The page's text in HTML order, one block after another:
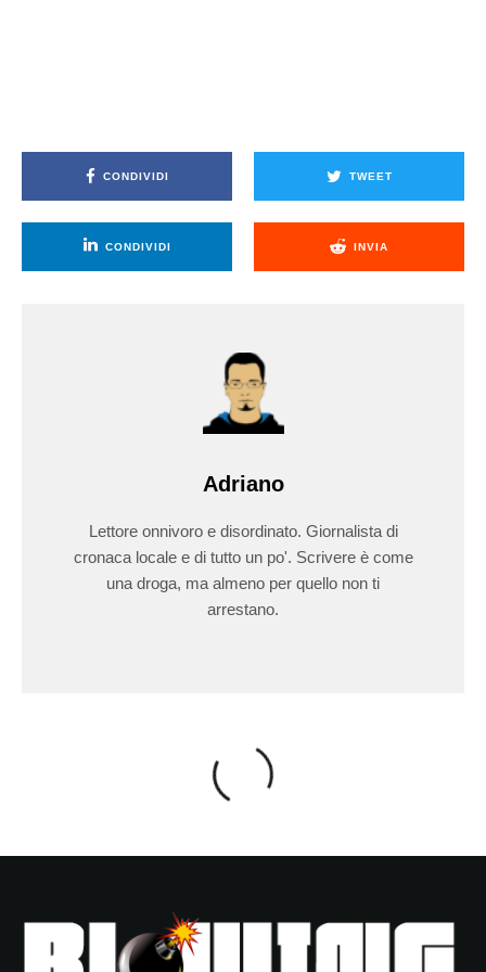
CONDIVIDI TWEET
CONDIVIDI INVIA
Adriano
Lettore onnivoro e disordinato. Giornalista di
cronaca locale e di tutto un po'. Scrivere è come
una droga, ma almeno per quello non ti
arrestano.